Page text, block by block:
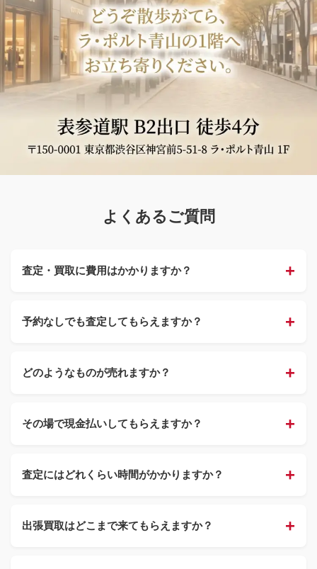
BRAND OFF ラ・ポルト青山店 店舗からのメッセージ。大
よくあるご質問
査定・買取に費用はかかりますか？
予約なしでも査定してもらえますか？
どのようなものが売れますか？
その場で現金払いしてもらえますか？
査定にはどれくらい時間がかかりますか？
出張買取はどこまで来てもらえますか？